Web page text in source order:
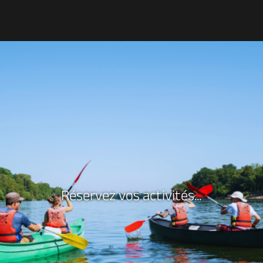
Séjours, cadeaux
Billetterie en ligne
Réservez vos activités...